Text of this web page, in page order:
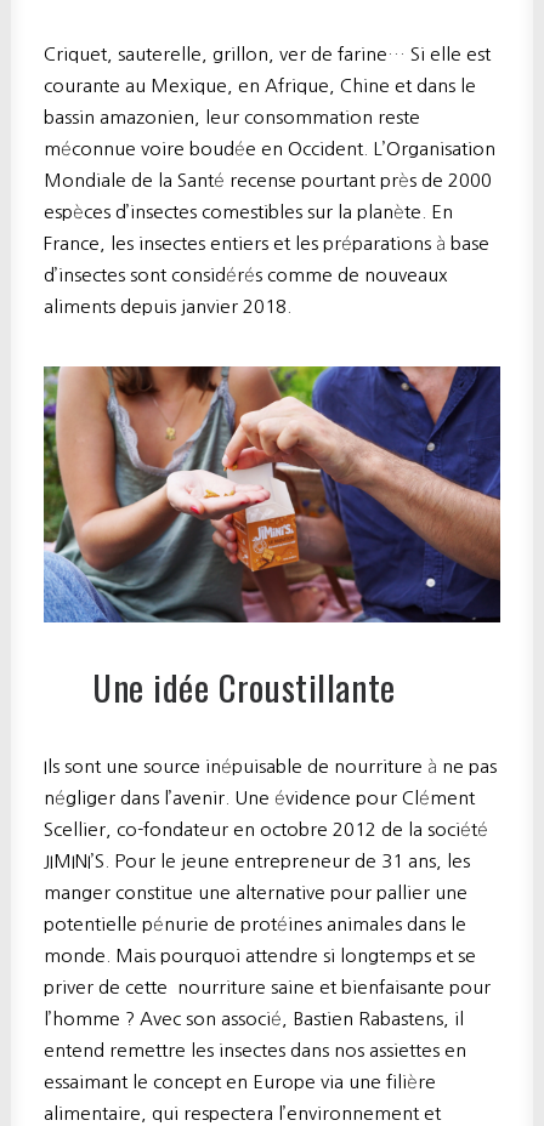
Criquet, sauterelle, grillon, ver de farine… Si elle est
courante au Mexique, en Afrique, Chine et dans le
bassin amazonien, leur consommation reste
méconnue voire boudée en Occident. L’Organisation
Mondiale de la Santé recense pourtant près de 2000
espèces d’insectes comestibles sur la planète. En
France, les insectes entiers et les préparations à base
d’insectes sont considérés comme de nouveaux
aliments depuis janvier 2018.
Une idée Croustillante
Ils sont une source inépuisable de nourriture à ne pas
négliger dans l’avenir. Une évidence pour Clément
Scellier, co-fondateur en octobre 2012 de la société
JIMINI’S. Pour le jeune entrepreneur de 31 ans, les
manger constitue une alternative pour pallier une
potentielle pénurie de protéines animales dans le
monde. Mais pourquoi attendre si longtemps et se
priver de cette nourriture saine et bienfaisante pour
l’homme ? Avec son associé, Bastien Rabastens, il
entend remettre les insectes dans nos assiettes en
essaimant le concept en Europe via une filière
alimentaire, qui respectera l’environnement et